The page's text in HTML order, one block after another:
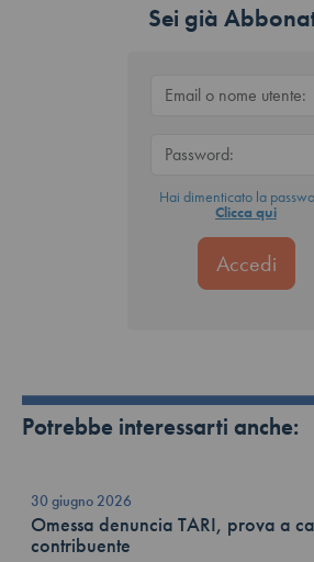
Sei già
Hai dimenticato la
Clicca qui
Potrebbe interessarti anche:
30 giugno 2026
Omessa denuncia TARI, prova a
contribuente